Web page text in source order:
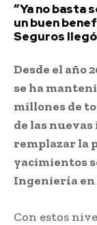
“Ya no basta
un buen
Seguros llegó
Desde el año
se ha
millones de
de las
remplazar la
yacimientos
Ingeniería
Con estos